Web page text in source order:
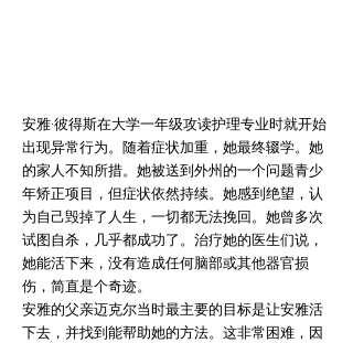
安雅·彼得斯在大学一年级攻读护理专业时就开始
出现异常行为。随着症状加重，她最终辍学。她
的家人不知所措。她被送到外州的一个问题青少
年矫正项目，但症状依然持续。她感到绝望，认
为自己毁掉了人生，一切都无法挽回。她曾多次
试图自杀，几乎都成功了。治疗她的医生们说，
她能活下来，没有造成任何脑部或其他器官损
伤，简直是个奇迹。
安雅的父亲迈克尔当时最主要的目标是让安雅活
下去，并找到能帮助她的方法。这非常困难，因